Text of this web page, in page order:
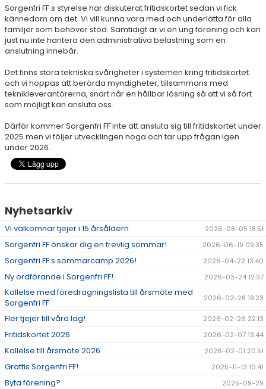
MATCHER
DOKUMENT
BILDER
Sorgenfri FF:s styrelse har diskuterat fritidskortet sedan vi fick
kännedom om det. Vi vill kunna vara med och underlätta för alla
familjer som behöver stöd. Samtidigt är vi en ung förening och kan
just nu inte hantera den administrativa belastning som en
anslutning innebär.
Det finns stora tekniska svårigheter i systemen kring fritidskortet
och vi hoppas att berörda myndigheter, tillsammans med
teknikleverantörerna, snart når en hållbar lösning så att vi så fort
som möjligt kan ansluta oss.
Därför kommer Sorgenfri FF inte att ansluta sig till fritidskortet under
2025 men vi följer utvecklingen noga och tar upp frågan igen
under 2026.
Nyhetsarkiv
Vi välkomnar tjejer i 15 årsåldern 2026-08-05 18:51
Sorgenfri FF önskar dig en trevlig sommar! 2026-06-19 09:35
Sorgenfri FF:s sommarcamp 2026! 2026-04-22 13:40
Ny ordförande i Sorgenfri FF! 2026-03-24 12:37
Kallelse med föredragningslista till årsmöte med
Sorgenfri FF
2026-02-28 19:23
Fler tjejer till våra lag! 2026-02-26 22:13
Fritidskortet 2026 2026-02-07 13:44
Kallelse till årsmöte 2026 2026-02-01 20:51
Grattis Sorgenfri FF! 2025-11-13 10:41
Byta förening? 2025-09-29